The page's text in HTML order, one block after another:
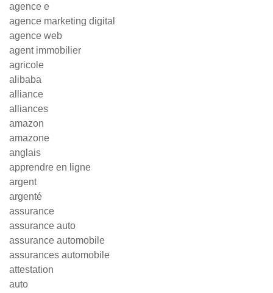
agence e
agence marketing digital
agence web
agent immobilier
agricole
alibaba
alliance
alliances
amazon
amazone
anglais
apprendre en ligne
argent
argenté
assurance
assurance auto
assurance automobile
assurances automobile
attestation
auto